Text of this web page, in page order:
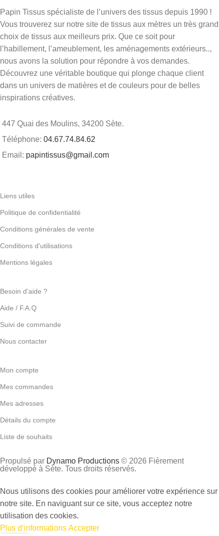
Papin Tissus spécialiste de l’univers des tissus depuis 1990 !
Vous trouverez sur notre site de tissus aux mètres un très grand
choix de tissus aux meilleurs prix. Que ce soit pour
l’habillement, l’ameublement, les aménagements extérieurs..,
nous avons la solution pour répondre à vos demandes.
Découvrez une véritable boutique qui plonge chaque client
dans un univers de matières et de couleurs pour de belles
inspirations créatives.
447 Quai des Moulins, 34200 Sète.
Téléphone: 04.67.74.84.62
Email: papintissus@gmail.com
Liens utiles
Politique de confidentialité
Conditions générales de vente
Conditions d'utilisations
Mentions légales
Besoin d'aide ?
Aide / F.A.Q
Suivi de commande
Nous contacter
Mon compte
Mes commandes
Mes adresses
Détails du compte
Liste de souhaits
Propulsé par Dynamo Productions © 2026 Fièrement
développé à Sète. Tous droits réservés.
Nous utilisons des cookies pour améliorer votre expérience sur
notre site. En naviguant sur ce site, vous acceptez notre
utilisation des cookies.
Plus d’informations Accepter